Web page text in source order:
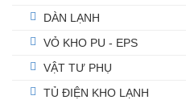
DÀN LẠNH
VỎ KHO PU - EPS
VẬT TƯ PHỤ
TỦ ĐIỆN KHO LẠNH